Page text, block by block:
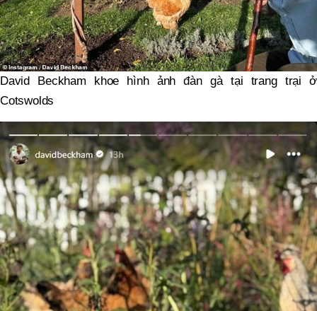
David Beckham khoe hình ảnh đàn gà tại trang trại ở
Cotswolds